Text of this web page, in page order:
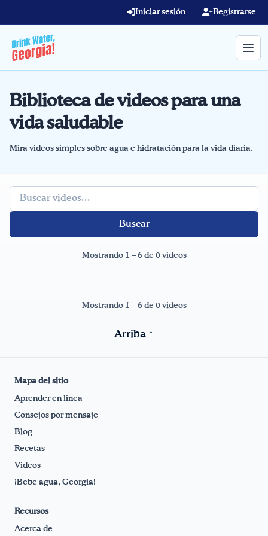
Iniciar sesión Registrarse
Término de búsqueda
Home
Aprender en línea
Recetas
Biblioteca de videos para una
vida saludable
Mira videos simples sobre agua e hidratación para la vida diaria.
Término de búsqueda
Mostrando 1 – 6 de 0 videos
Mostrando 1 – 6 de 0 videos
Arriba ↑
Mapa del sitio
Aprender en línea
Consejos por mensaje
Blog
Recetas
Videos
¡Bebe agua, Georgia!
Recursos
Acerca de